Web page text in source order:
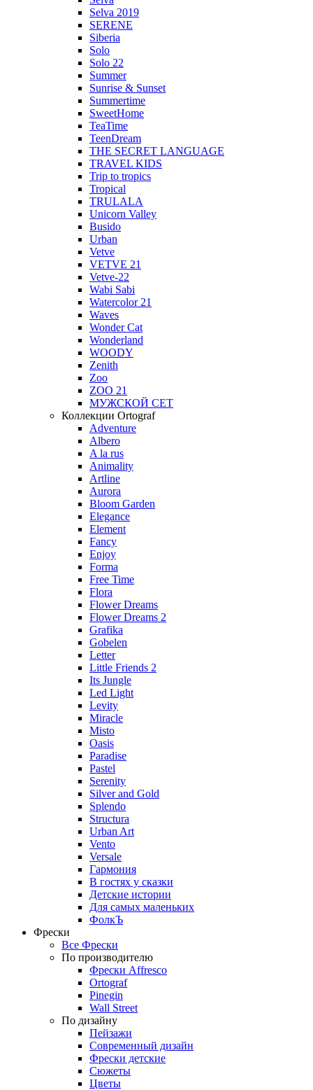
Selva 2019
SERENE
Siberia
Solo
Solo 22
Summer
Sunrise & Sunset
Summertime
SweetHome
TeaTime
TeenDream
THE SECRET LANGUAGE
TRAVEL KIDS
Trip to tropics
Tropical
TRULALA
Unicorn Valley
Busido
Urban
Vetve
VETVE 21
Vetve-22
Wabi Sabi
Watercolor 21
Waves
Wonder Cat
Wonderland
WOODY
Zenith
Zoo
ZOO 21
МУЖСКОЙ СЕТ
Коллекции Ortograf
Adventure
Albero
A la rus
Animality
Artline
Aurora
Bloom Garden
Elegance
Element
Fancy
Enjoy
Forma
Free Time
Flora
Flower Dreams
Flower Dreams 2
Grafika
Gobelen
Letter
Little Friends 2
Its Jungle
Led Light
Levity
Miracle
Misto
Oasis
Paradise
Pastel
Serenity
Silver and Gold
Splendo
Structura
Urban Art
Vento
Versale
Гармония
В гостях у сказки
Детские истории
Для самых маленьких
ФолкЪ
Фрески
Все Фрески
По производителю
Фрески Affresco
Ortograf
Pinegin
Wall Street
По дизайну
Пейзажи
Современный дизайн
Фрески детские
Сюжеты
Цветы